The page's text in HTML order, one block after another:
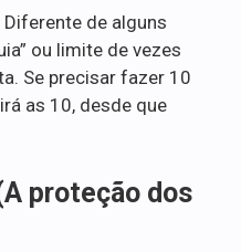
Diferente de alguns
ou limite de vezes
Se precisar fazer 10
as 10, desde que
proteção dos